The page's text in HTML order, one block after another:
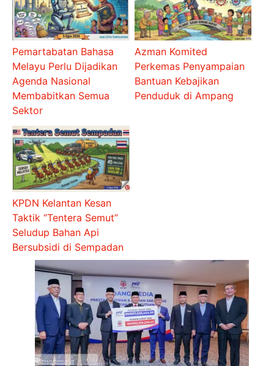
Pemartabatan Bahasa
Melayu Perlu Dijadikan
Agenda Nasional
Membabitkan Semua
Sektor
Azman Komited
Perkemas Penyampaian
Bantuan Kebajikan
Penduduk di Ampang
KPDN Kelantan Kesan
Taktik “Tentera Semut”
Seludup Bahan Api
Bersubsidi di Sempadan